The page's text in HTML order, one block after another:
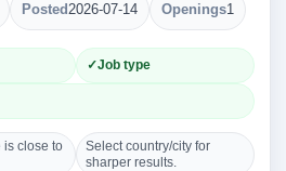
Posted2026-07-14 Openings1
Job type
is close to
Select country/city for
sharper results.